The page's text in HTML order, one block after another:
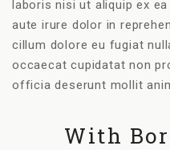
laboris nisi ut aliquip ex
aute irure dolor in
cillum dolore eu fugiat
occaecat cupidatat non
officia deserunt mollit
With